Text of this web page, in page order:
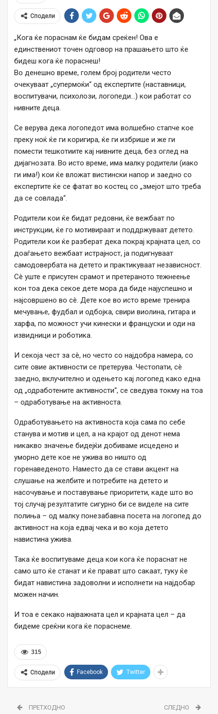
Сподели
„Кога ќе пораснам ќе бидам среќен! Ова е
единствениот точен одговор на прашањето што ќе
бидеш кога ќе пораснеш!
Во денешно време, голем број родители често
очекуваат „супермоќи“ од експертите (наставници,
воспитувачи, психолози, логопеди…) кои работат со
нивните деца.
Се верува дека логопедот има волшебно стапче кое
преку ноќ ќе ги коригира, ќе ги избрише и же ги
помести тешкотиите кај нивните деца, без оглед на
дијагнозата. Во исто време, има малку родители (иако
ги има!) кои ќе вложат вистински напор и заедно со
експертите ќе се фатат во костец со „змејот што треба
да се совлада“.
Родители кои ќе бидат редовни, ќе вежбаат по
инструкции, ќе го мотивираат и поддржуваат детето.
Родители кои ќе разберат дека покрај крајната цел, со
доаѓањето вежбаат истрајност, ја подигнуваат
самодовербата на детето и практикуваат независност.
Сè уште е присутен срамот и претеранoто тежнеење
кон тоа дека секое дете мора да биде најуспешно и
најсовршено во сè. Дете кое во исто време тренира
мечување, фудбал и одбојка, свири виолина, гитара и
харфа, по можност учи кинески и француски и оди на
извидници и роботика.
И секоја чест за сè, но често со најдобра намера, со
сите овие активности се претерува. Честопати, сè
заедно, вклучително и одењето кај логопед како една
од „одработените активности“, се сведува токму на тоа
– одработување на активноста.
Одработувањето на активноста која сама по себе
станува и мотив и цел, а на крајот од денот нема
никакво значење бидејќи добиваме исцедено и
уморно дете кое не ужива во ништо од
горенаведеното. Наместо да се стави акцент на
слушање на желбите и потребите на детето и
насочување и поставување приоритети, каде што во
тој случај резултатите сигурно би се виделе на сите
полиња – од малку понезабавна посета на логопед до
активност на која едвај чека и во која детето
навистина ужива.
Така ќе воспитуваме деца кои кога ќе пораснат не
само што ќе станат и ќе прават што сакаат, туку ќе
бидат навистина задоволни и исполнети на најдобар
можен начин.
И тоа е секако најважната цел и крајната цел – да
бидеме среќни кога ќе пораснеме.
315
Сподели Facebook Twitter
ПРЕТХОДНО СЛЕДНО